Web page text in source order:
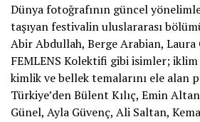
Dünya fotoğrafının güncel
taşıyan festivalin uluslararası
Abir Abdullah, Berge Arabian, Laura
FEMLENS Kolektifi gibi isimler; iklim
kimlik ve bellek temalarını ele alan
Türkiye’den Bülent Kılıç, Emin
Günel, Ayla Güvenç, Ali Saltan,